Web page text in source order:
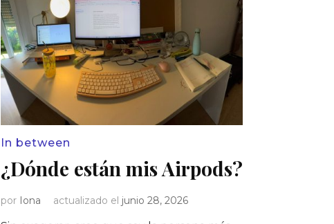
In between
¿Dónde están mis Airpods?
por Iona actualizado el junio 28, 2026